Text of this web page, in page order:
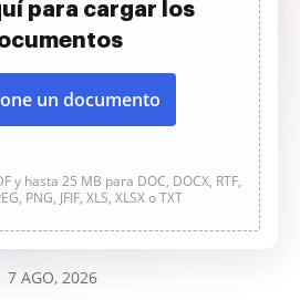
para cargar los
un documento
y hasta 25 MB para DOC, DOCX, RTF,
PNG, JFIF, XLS, XLSX o TXT
7 AGO, 2026